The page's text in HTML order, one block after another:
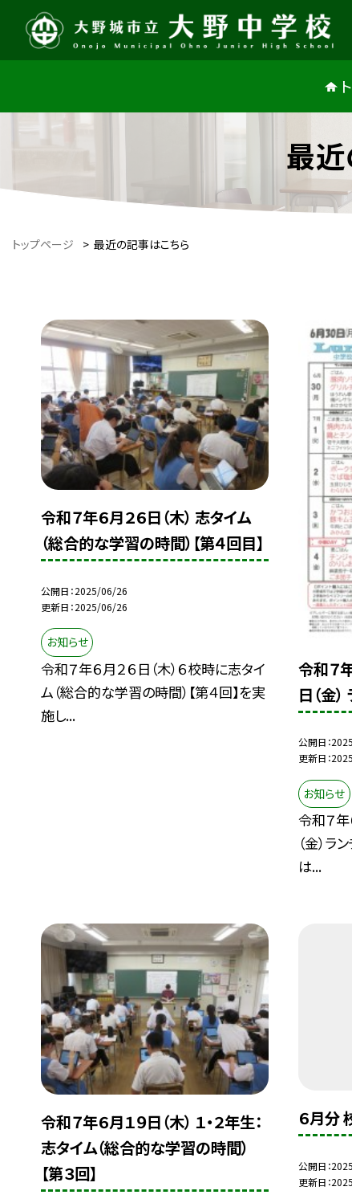
最
トップページ > 最近の記事はこちら
令和７年６月２６日（木） 志タイム
（総合的な学習の時間）【第４回目】
公開日 2025/06/26
更新日 2025/06/26
お知らせ
令和７年６月２６日（木）６校時に志タイ
ム（総合的な学習の時間）【第４回】を実
施し...
令和７
日（金
公開日
更新日
お知らせ
令和７年
（金）ラ
は...
令和７年６月１９日（木） １・２年生：
志タイム（総合的な学習の時間）
【第３回】
６月分
公開日
更新日